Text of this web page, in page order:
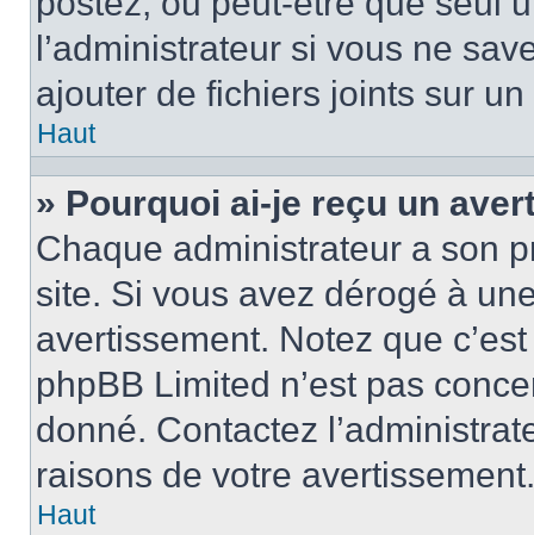
l’administrateur si vous ne
ajouter de fichiers joints sur un
Haut
» Pourquoi ai-je reçu un
Chaque administrateur a son
site. Si vous avez dérogé à
avertissement. Notez que
phpBB Limited n’est pas
donné. Contactez
raisons de votre avertissement.
Haut